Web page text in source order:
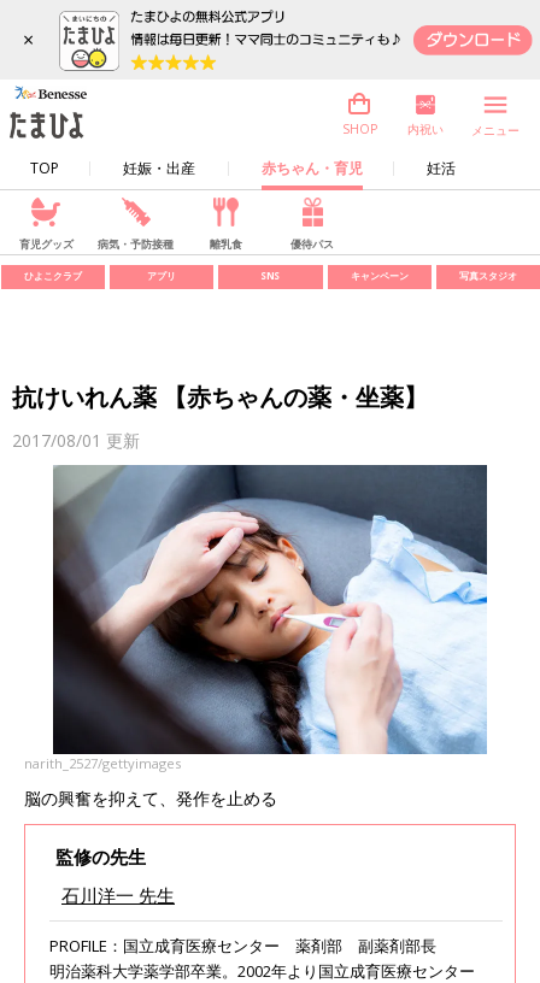
×
TOP 妊娠・出産 赤ちゃん・育児 妊活
SHOP 内祝い メニュー
育児グッズ 病気・予防接種 離乳食 優待パス
ひよこクラブ アプリ SNS キャンペーン 写真スタジオ
抗けいれん薬 【赤ちゃんの薬・坐薬】
2017/08/01 更新
narith_2527/gettyimages
脳の興奮を抑えて、発作を止める
監修の先生
石川洋一 先生
PROFILE：国立成育医療センター 薬剤部 副薬剤部長
明治薬科大学薬学部卒業。2002年より国立成育医療センター